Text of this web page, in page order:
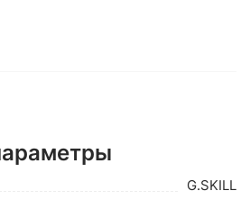
G.SKILL